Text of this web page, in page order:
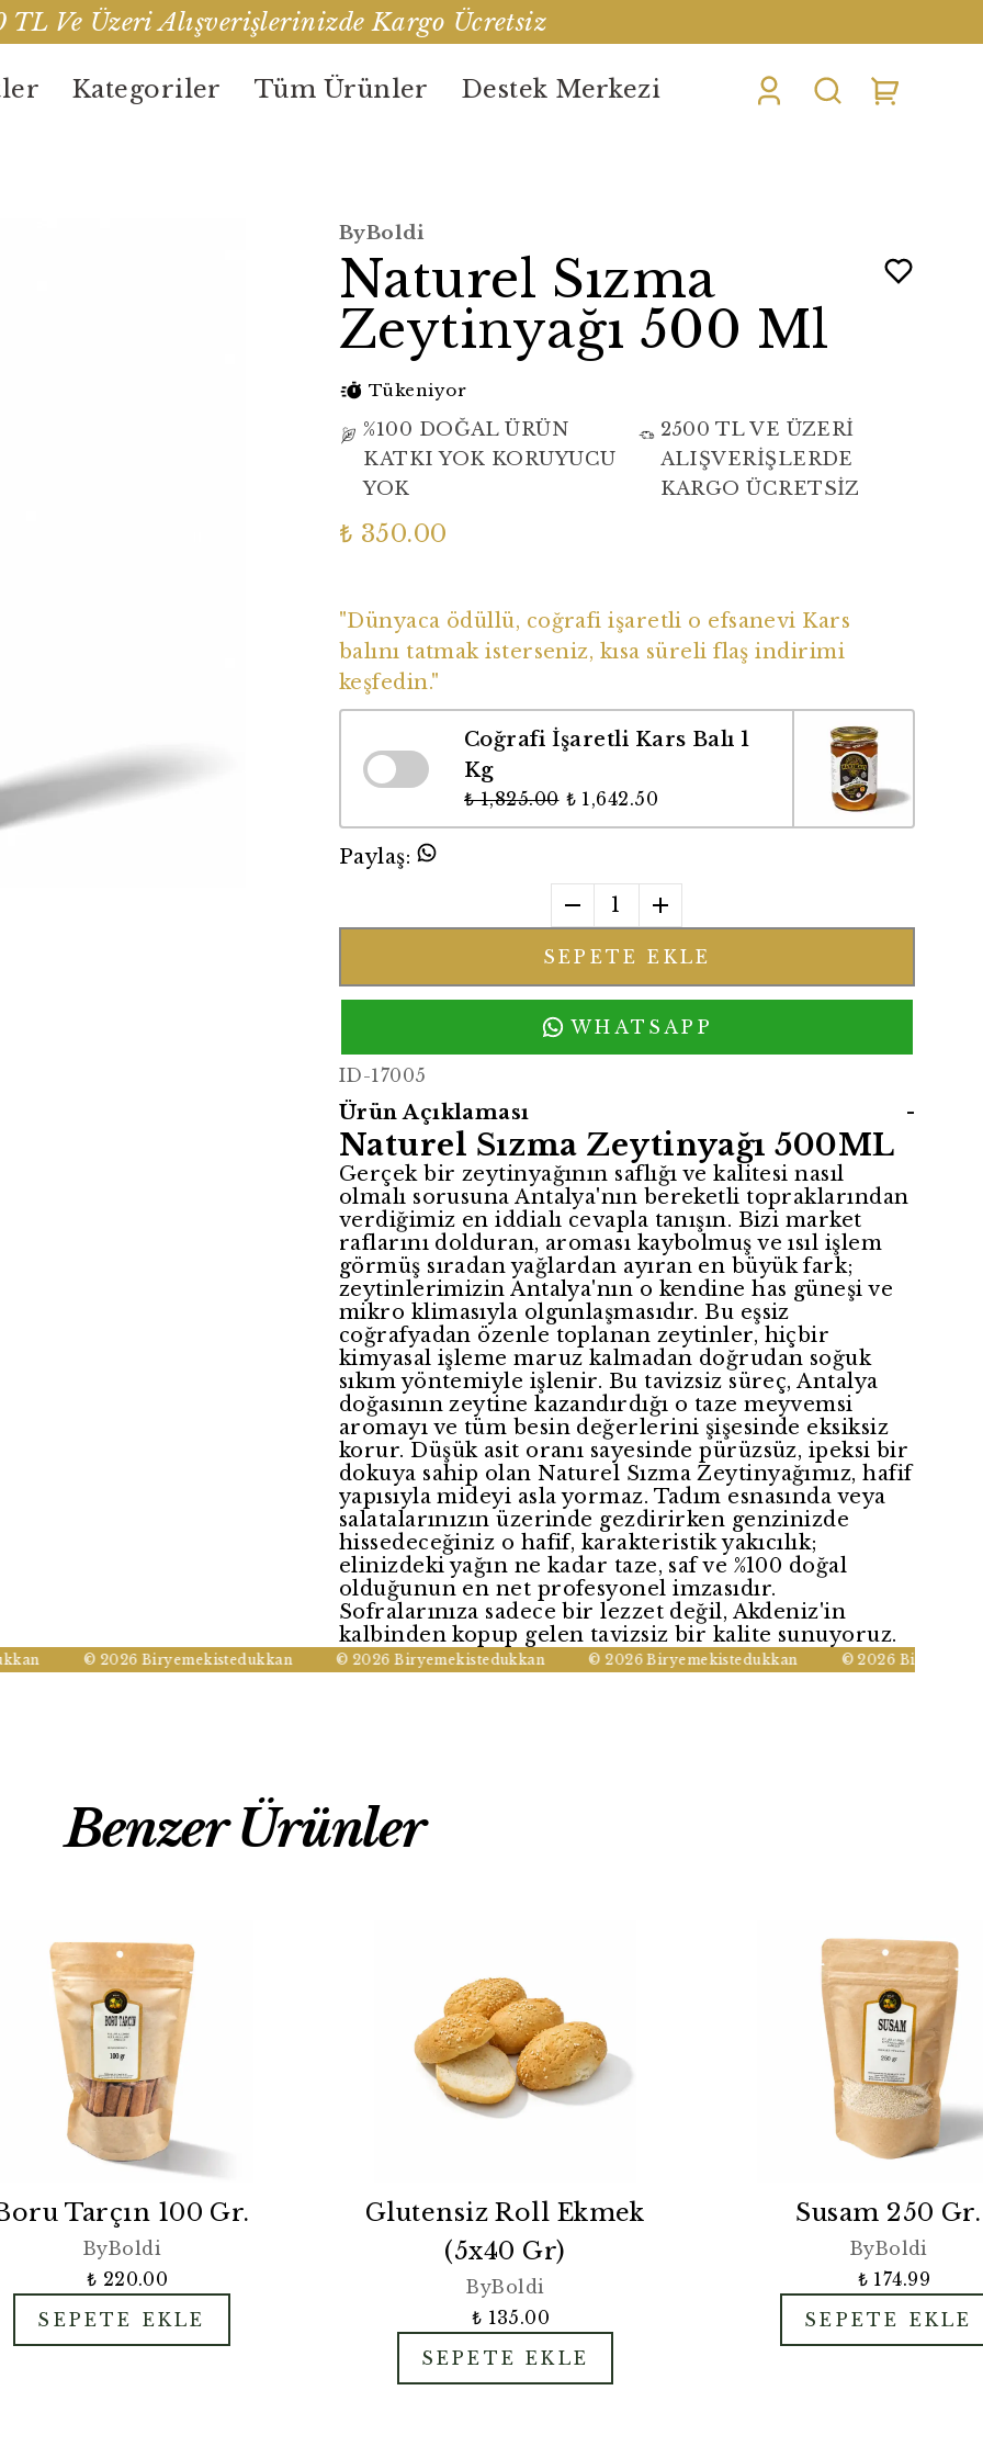
TL Ve Üzeri Alışverişlerinizde Kargo Ücretsiz
Kategoriler Tüm Ürünler Destek Merkezi
ByBoldi
Naturel Sızma
Zeytinyağı 500 Ml
Tükeniyor
%100 DOĞAL ÜRÜN
KATKI YOK KORUYUCU
YOK
2500 TL VE ÜZERİ
ALIŞVERİŞLERDE
KARGO ÜCRETSİZ
₺ 350.00
"Dünyaca ödüllü, coğrafi işaretli o efsanevi Kars
balını tatmak isterseniz, kısa süreli flaş indirimi
keşfedin."
Coğrafi İşaretli Kars Balı 1
Kg
₺ 1,825.00 ₺ 1,642.50
Paylaş:
1
SEPETE EKLE
WHATSAPP
ID-17005
Ürün Açıklaması -
Naturel Sızma Zeytinyağı 500ML
Gerçek bir zeytinyağının saflığı ve kalitesi nasıl
olmalı sorusuna Antalya'nın bereketli topraklarından
verdiğimiz en iddialı cevapla tanışın. Bizi market
raflarını dolduran, aroması kaybolmuş ve ısıl işlem
görmüş sıradan yağlardan ayıran en büyük fark;
zeytinlerimizin Antalya'nın o kendine has güneşi ve
mikro klimasıyla olgunlaşmasıdır. Bu eşsiz
coğrafyadan özenle toplanan zeytinler, hiçbir
kimyasal işleme maruz kalmadan doğrudan soğuk
sıkım yöntemiyle işlenir. Bu tavizsiz süreç, Antalya
doğasının zeytine kazandırdığı o taze meyvemsi
aromayı ve tüm besin değerlerini şişesinde eksiksiz
korur. Düşük asit oranı sayesinde pürüzsüz, ipeksi bir
dokuya sahip olan Naturel Sızma Zeytinyağımız, hafif
yapısıyla mideyi asla yormaz. Tadım esnasında veya
salatalarınızın üzerinde gezdirirken genzinizde
hissedeceğiniz o hafif, karakteristik yakıcılık;
elinizdeki yağın ne kadar taze, saf ve %100 doğal
olduğunun en net profesyonel imzasıdır.
Sofralarınıza sadece bir lezzet değil, Akdeniz'in
kalbinden kopup gelen tavizsiz bir kalite sunuyoruz.
© 2026 Biryemekistedukkan © 2026 Biryemekistedukkan © 2026 Biryemekistedukkan © 2026
Benzer Ürünler
Tarçın 100 Gr.
ByBoldi
₺ 220.00
SEPETE EKLE
Glutensiz Roll Ekmek
(5x40 Gr)
ByBoldi
₺ 135.00
SEPETE EKLE
Susam 250 Gr.
ByBoldi
₺ 174.99
SEPETE EKLE